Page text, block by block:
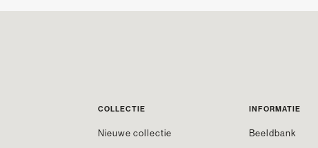
COLLECTIE
Nieuwe collectie
INFORMATIE
Beeldbank